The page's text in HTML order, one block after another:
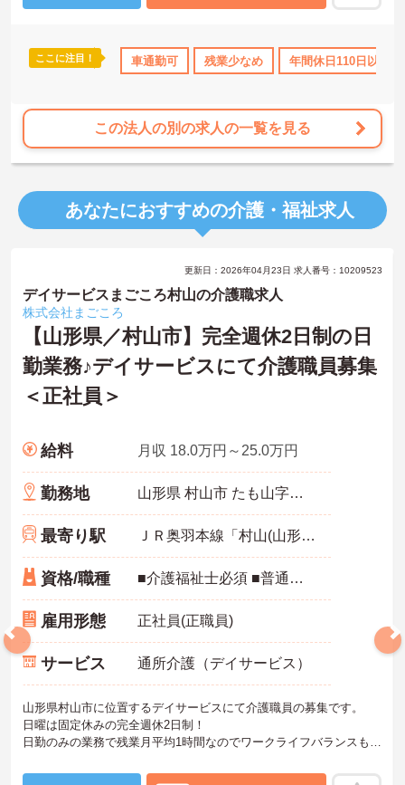
ここに注目！ 車通勤可 残業少なめ 年間休日110日以上
この法人の別の求人の一覧を見る
あなたにおすすめの介護・福祉求人
更新日：2026年04月23日 求人番号：10209523
デイサービスまごころ村山の介護職求人
株式会社まごころ
【山形県／村山市】完全週休2日制の日
勤業務♪デイサービスにて介護職員募集
＜正社員＞
給料 月収 18.0万円～25.0万円
勤務地 山形県 村山市 たも山字金谷西4752-1
最寄り駅 ＪＲ奥羽本線「村山(山形)駅」バス・車9分
資格/職種 ■介護福祉士必須 ■普通自動車免許必須（AT限定可）
雇用形態 正社員(正職員)
サービス 通所介護（デイサービス）
山形県村山市に位置するデイサービスにて介護職員の募集です。
日曜は固定休みの完全週休2日制！
日勤のみの業務で残業月平均1時間なのでワークライフバランスも充
また、マイカー通勤可能なので通勤らくらくです◎